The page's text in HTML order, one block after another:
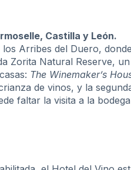
Castilla y León.
Arribes del Duero,
Zorita Natural Reserve,
The Winemaker’s
de vinos, y la
faltar la visita a la